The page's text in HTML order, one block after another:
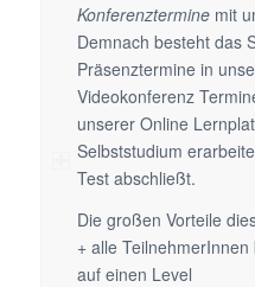
Konferenzterminemit
Demnach besteht das
Präsenztermine in
Videokonferenz
unserer Online
Selbststudium
Test abschließt.
Die großen Vorteile
+ alle
auf einen Level